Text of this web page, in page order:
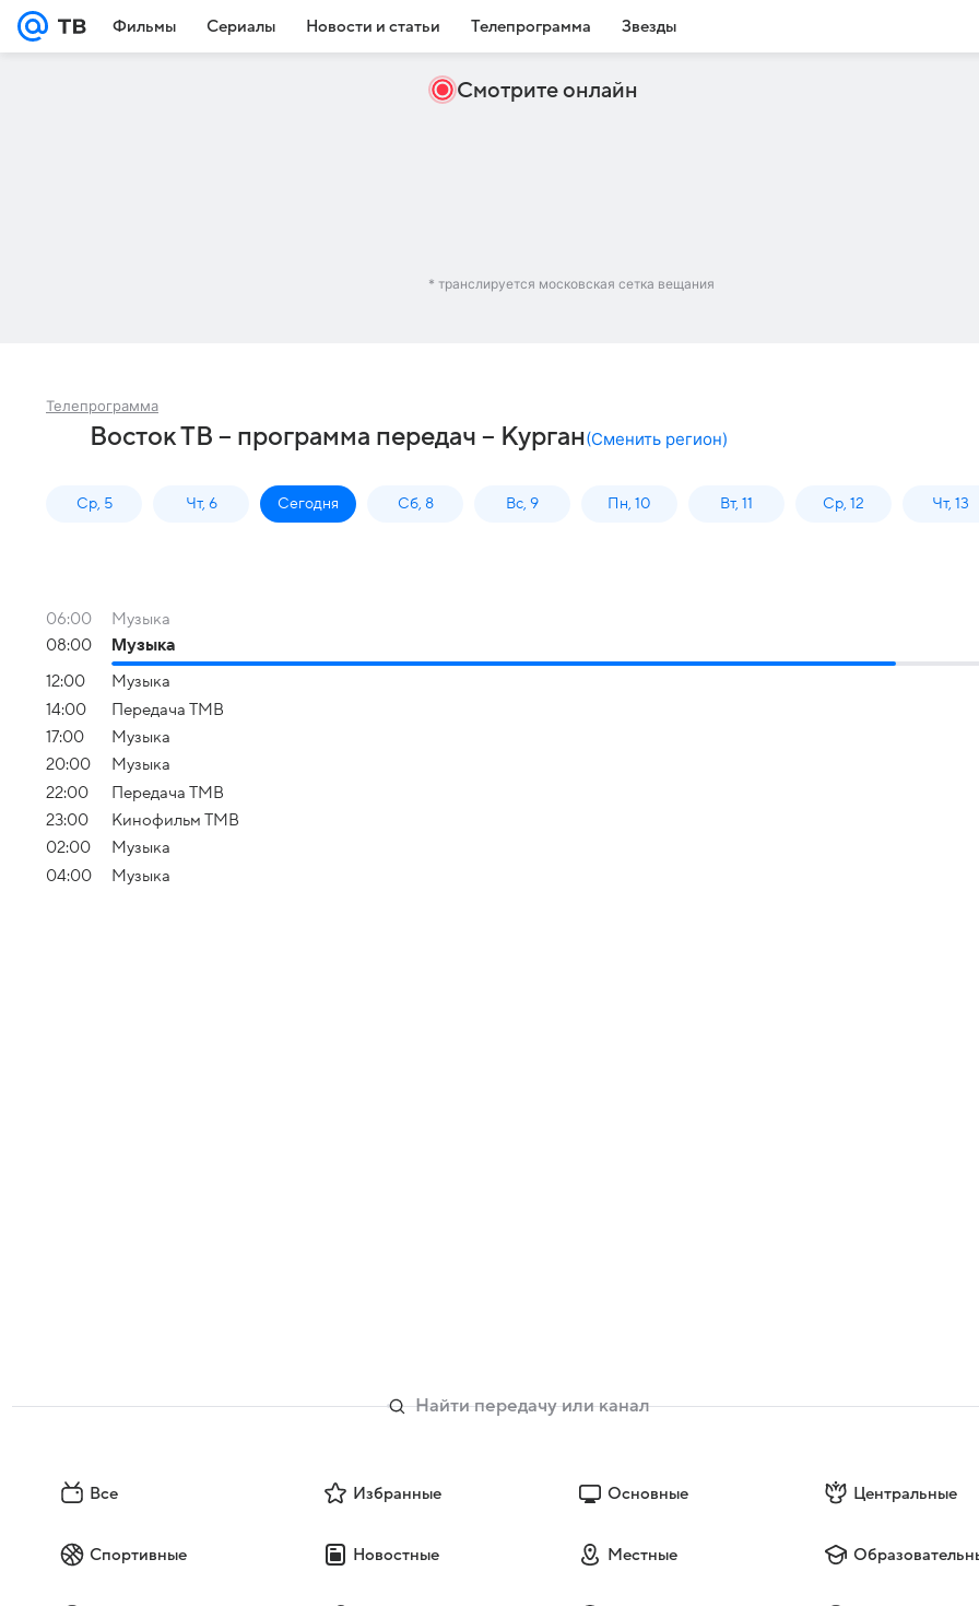
Фильмы Сериалы Новости и статьи Телепрограмма Звезды
Смотрите онлайн
* транслируется московская сетка вещания
Телепрограмма
Восток ТВ – программа передач – Курган(Сменить регион)
Ср, 5 Чт, 6 Сегодня Сб, 8 Вс, 9 Пн, 10 Вт, 11 Ср, 12 Чт, 13
06:00
Музыка
08:00
Музыка
12:00
Музыка
14:00
Передача ТМВ
17:00
Музыка
20:00
Музыка
22:00
Передача ТМВ
23:00
Кинофильм ТМВ
02:00
Музыка
04:00
Музыка
Все Избранные Основные Центральные
Спортивные Новостные Местные